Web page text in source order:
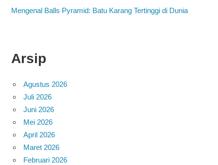
Mengenal Balls Pyramid: Batu Karang Tertinggi di Dunia
Arsip
Agustus 2026
Juli 2026
Juni 2026
Mei 2026
April 2026
Maret 2026
Februari 2026